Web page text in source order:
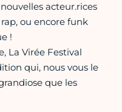
acteur.rices
ou encore funk
!
La Virée Festival
qui, nous vous le
que les